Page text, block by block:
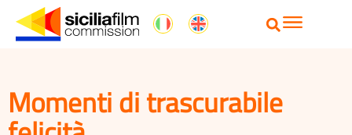
Momenti di trascurabile